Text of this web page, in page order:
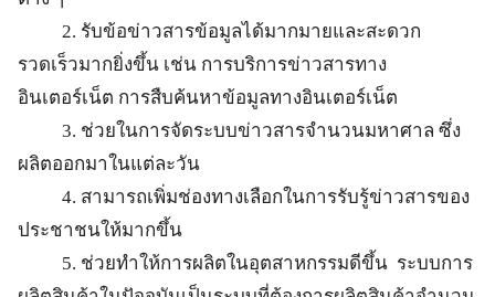
2. รับข้อข่าวสารข้อมูลได้มากมายและสะดวก
รวดเร็วมากยิ่งขึ้น เช่น การบริการข่าวสารทาง
อินเตอร์เน็ต การสืบค้นหาข้อมูลทางอินเตอร์เน็ต
3. ช่วยในการจัดระบบข่าวสารจำนวนมหาศาล ซึ่ง
ผลิตออกมาในแต่ละวัน
4. สามารถเพิ่มช่องทางเลือกในการรับรู้ข่าวสารของ
ประชาชนให้มากขึ้น
5. ช่วยทำให้การผลิตในอุตสาหกรรมดีขึ้น ระบบการ